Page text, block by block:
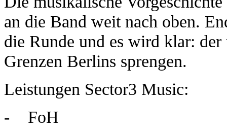
an die Band weit nach oben.
die Runde und es wird klar:
Grenzen Berlins sprengen.
Leistungen Sector3 Music:
- FoH